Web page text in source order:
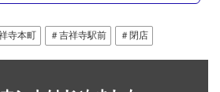
寺本町 ＃吉祥寺駅前 ＃閉店